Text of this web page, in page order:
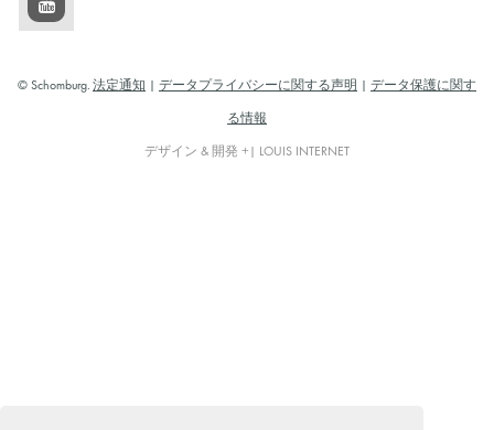
© Schomburg. 法定通知 データプライバシーに関する声明 データ保護に関す
る情報
デザイン & 開発 +| LOUIS INTERNET